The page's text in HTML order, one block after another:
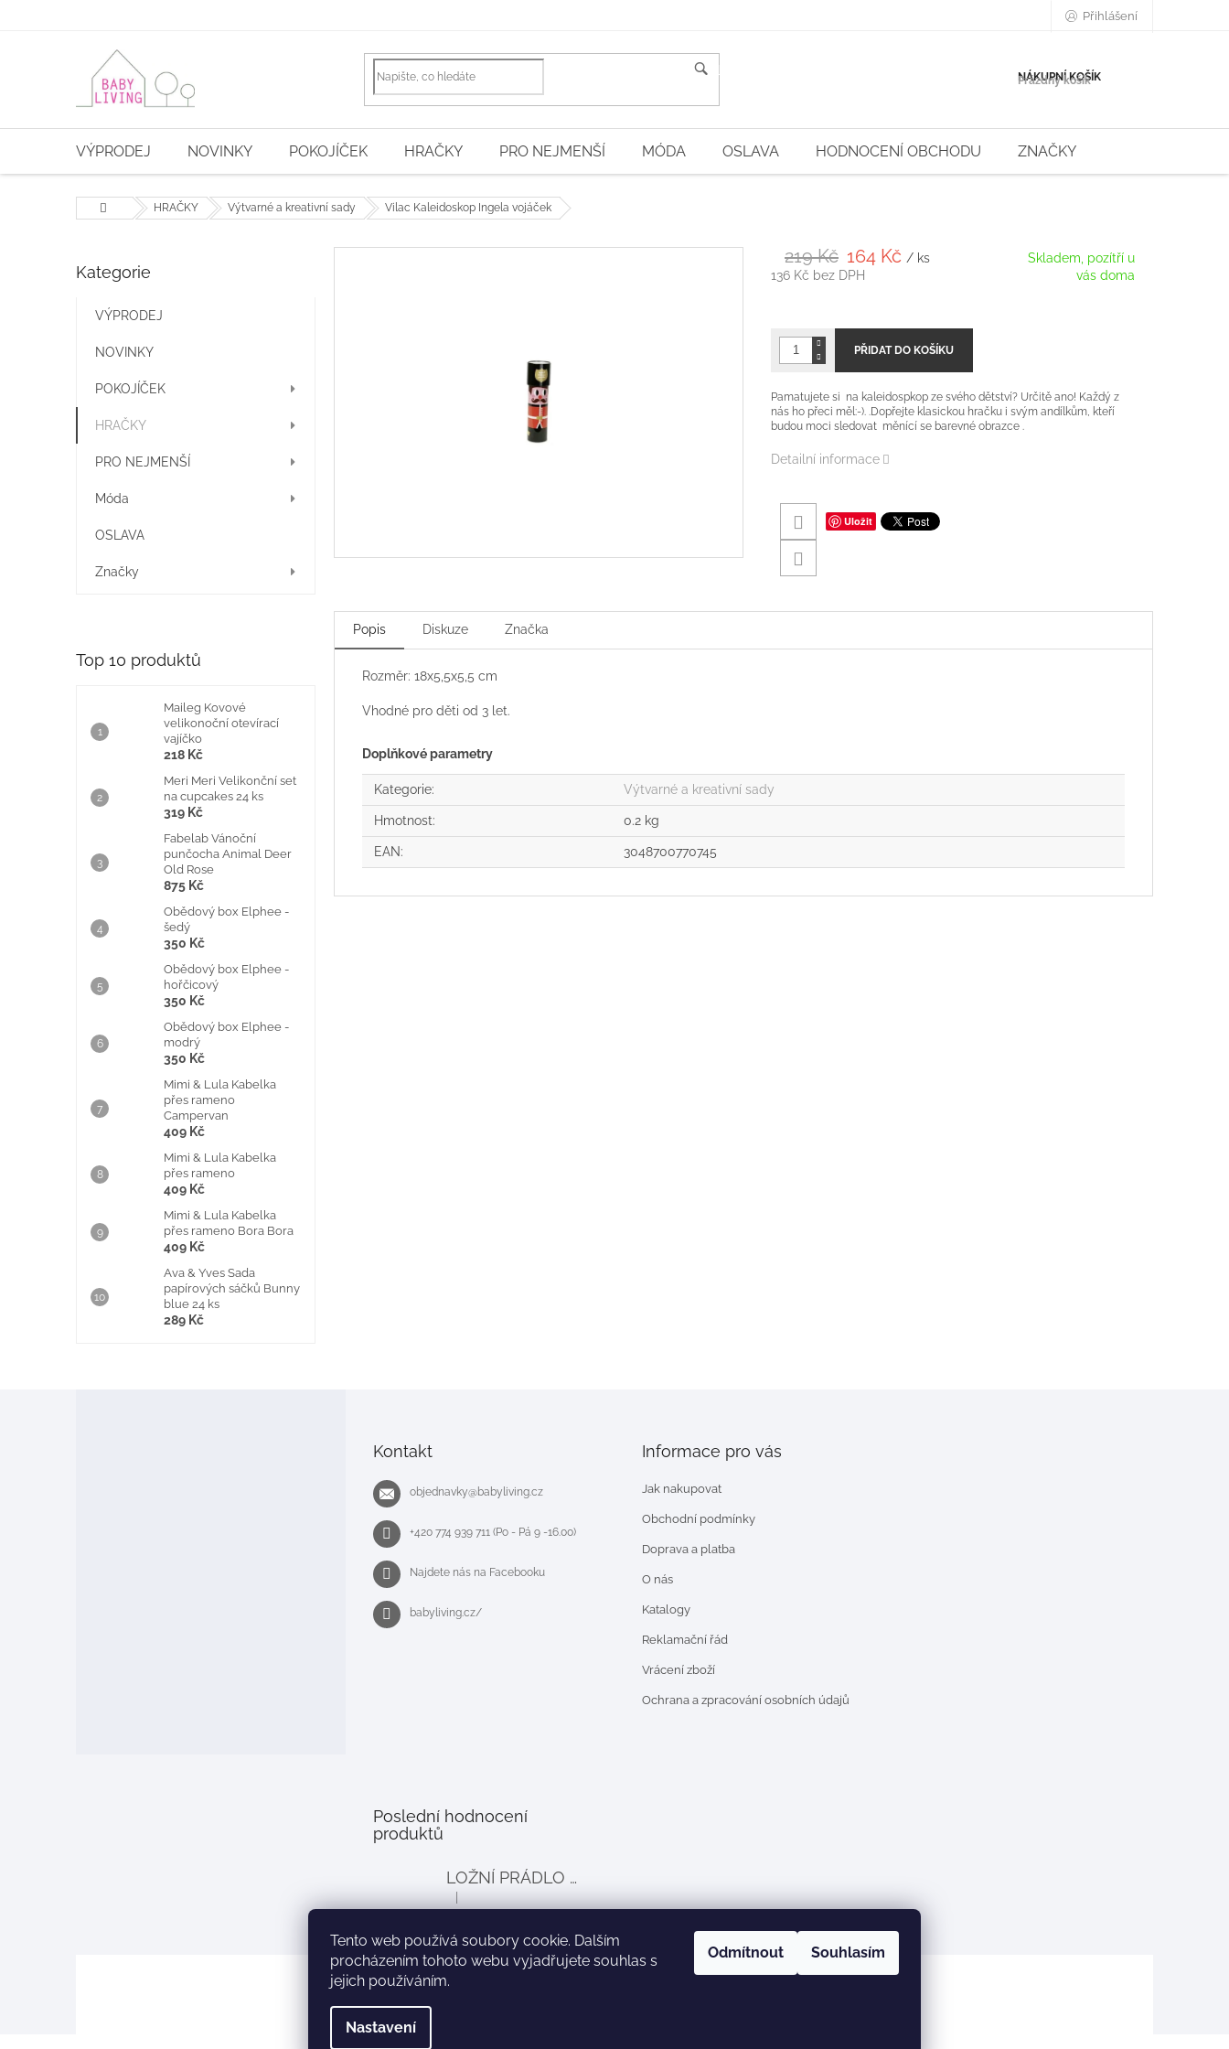
Tento web používá soubory cookie. Dalším
procházením tohoto webu vyjadřujete souhlas s
jejich používáním.
Nastavení
Odmítnout Souhlasím
Přihlášení
HLEDAT NÁKUPNÍ KOŠÍK
Prázdný košík
VÝPRODEJ NOVINKY POKOJÍČEK HRAČKY PRO NEJMENŠÍ MÓDA OSLAVA HODNOCENÍ OBCHODU ZNAČKY
Domů HRAČKY Výtvarné a kreativní sady Vilac Kaleidoskop Ingela vojáček
o
Přeskočit
Kategorie
VÝPRODEJ
NOVINKY
POKOJÍČEK
HRAČKY
PRO NEJMENŠÍ
Móda
OSLAVA
Značky
Top 10 produktů
Maileg Kovové
velikonoční otevírací
vajíčko
218 Kč
Meri Meri Velikonční set
na cupcakes 24 ks
319 Kč
Fabelab Vánoční
punčocha Animal Deer
Old Rose
875 Kč
Obědový box Elphee -
šedý
350 Kč
Obědový box Elphee -
hořčicový
350 Kč
Obědový box Elphee -
modrý
350 Kč
Mimi & Lula Kabelka
přes rameno
Campervan
409 Kč
Mimi & Lula Kabelka
přes rameno
409 Kč
Mimi & Lula Kabelka
přes rameno Bora Bora
409 Kč
Ava & Yves Sada
papírových sáčků Bunny
blue 24 ks
289 Kč
219 Kč 164 Kč/ ks
136 Kč bez DPH
Skladem, pozítří u
vás doma
PŘIDAT DO KOŠÍKU
Pamatujete si na kaleidospkop ze svého dětství? Určitě ano! Každý z
nás ho přeci měl:-). .Dopřejte klasickou hračku i svým andílkům, kteří
budou moci sledovat měnící se barevné obrazce .
Detailní informace
Uložit
Popis Diskuze Značka
Rozměr: 18x5,5x5,5 cm
Vhodné pro děti od 3 let.
Doplňkové parametry
Kategorie: Výtvarné a kreativní sady
Hmotnost: 0.2 kg
EAN: 3048700770745
Kontakt
objednavky@babyliving.cz
+420 774 939 711 (Po - Pá 9 -16.00)
Najdete nás na Facebooku
babyliving.cz/
Informace pro vás
Jak nakupovat
Obchodní podmínky
Doprava a platba
O nás
Katalogy
Reklamační řád
Vrácení zboží
Ochrana a zpracování osobních údajů
Poslední hodnocení
produktů
LOŽNÍ PRÁDLO DO POSTÝLKY PRO PANENKY BALLOON - šedé
Hodnocení produktu je 4 z 5 hvězdiček.
|